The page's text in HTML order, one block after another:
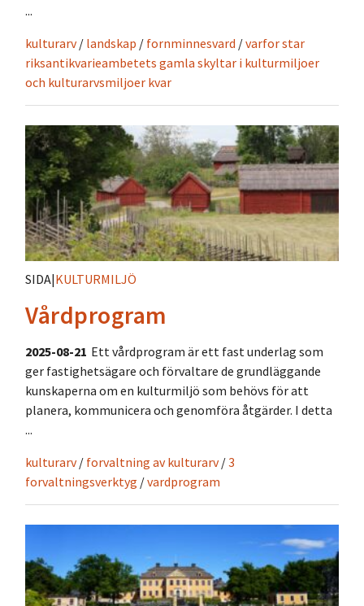
...
kulturarv / landskap / fornminnesvard /varfor star
riksantikvarieambetets gamla skyltar i kulturmiljoer
och kulturarvsmiljoer kvar
SIDA|KULTURMILJÖ
Vårdprogram
2025-08-21 Ett vårdprogram är ett fast underlag som
ger fastighetsägare och förvaltare de grundläggande
kunskaperna om en kulturmiljö som behövs för att
planera, kommunicera och genomföra åtgärder. I detta
...
kulturarv / forvaltning av kulturarv /3
forvaltningsverktyg /vardprogram